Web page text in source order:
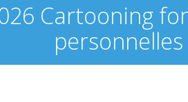
Cartooning
personnelles